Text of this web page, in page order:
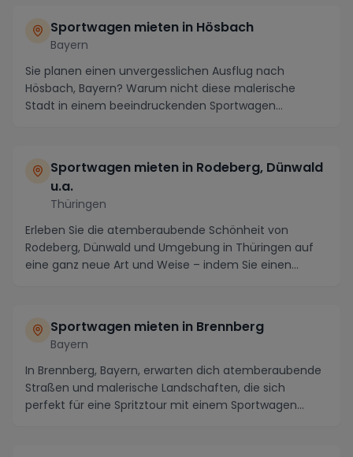
Sportwagen mieten in Hösbach
Bayern
Sie planen einen unvergesslichen Ausflug nach
Hösbach, Bayern? Warum nicht diese malerische
Stadt in einem beeindruckenden Sportwagen
Sportwagen mieten in Rodeberg, Dünwald
u.a.
Thüringen
Erleben Sie die atemberaubende Schönheit von
Rodeberg, Dünwald und Umgebung in Thüringen auf
eine ganz neue Art und Weise – indem Sie einen
Sportwagen mieten in Brennberg
Bayern
In Brennberg, Bayern, erwarten dich atemberaubende
Straßen und malerische Landschaften, die sich
perfekt für eine Spritztour mit einem Sportwagen